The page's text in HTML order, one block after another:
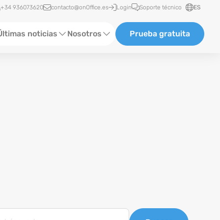
rápido
+34 936073620 contacto@onOffice.es Login Soporte técnico ES
noticias Nosotros Prueba gratuita